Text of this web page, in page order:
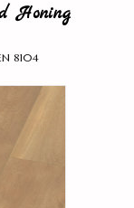
Honing
8104